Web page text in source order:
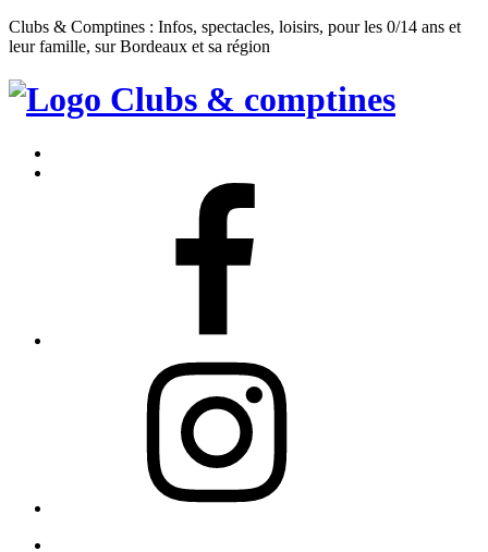
Clubs & Comptines : Infos, spectacles, loisirs, pour les 0/14 ans et
leur famille, sur Bordeaux et sa région
Clubs
Comptines